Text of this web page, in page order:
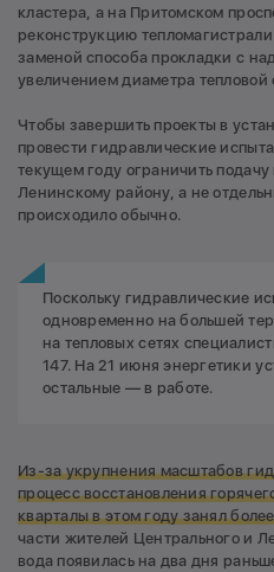
кластера, а на Притомском
реконструкцию
заменой способа прокладки с
увеличением диаметра тепловой
Чтобы завершить проекты в
провести гидравлические
текущем году ограничить
Ленинскому району, а не
происходило обычно.
Поскольку гидравлические
одновременно на большей
на тепловых сетях
147. На 21 июня энергетики
остальные — в работе.
Из-за укрупнения масштабов
процесс восстановления
кварталы в этом году занял
части жителей Центрального и
вода появилась на два дня